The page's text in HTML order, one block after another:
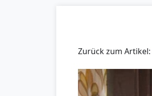
Zurück zum Artikel: